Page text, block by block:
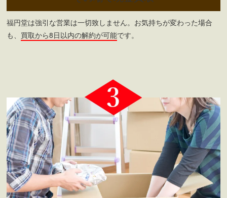
福円堂は強引な営業は一切致しません。お気持ちが変わった場合
も、 買取から8日以内の解約が可能です。